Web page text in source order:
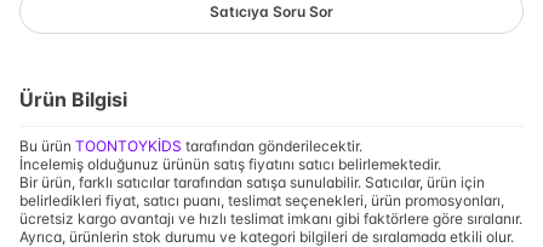
Satıcıya Soru Sor
Ürün Bilgisi
Bu ürün TOONTOYKİDS tarafından gönderilecektir.
İncelemiş olduğunuz ürünün satış fiyatını satıcı belirlemektedir.
Bir ürün, farklı satıcılar tarafından satışa sunulabilir. Satıcılar, ürün için
belirledikleri fiyat, satıcı puanı, teslimat seçenekleri, ürün promosyonları,
ücretsiz kargo avantajı ve hızlı teslimat imkanı gibi faktörlere göre sıralanır.
Ayrıca, ürünlerin stok durumu ve kategori bilgileri de sıralamada etkili olur.